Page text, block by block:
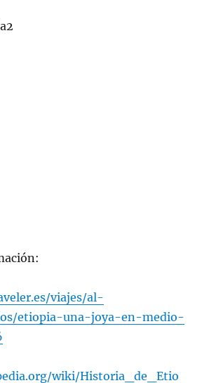
viajes/al-
etiopia-una-joya-en-medio-
wiki/Historia_de_Etio